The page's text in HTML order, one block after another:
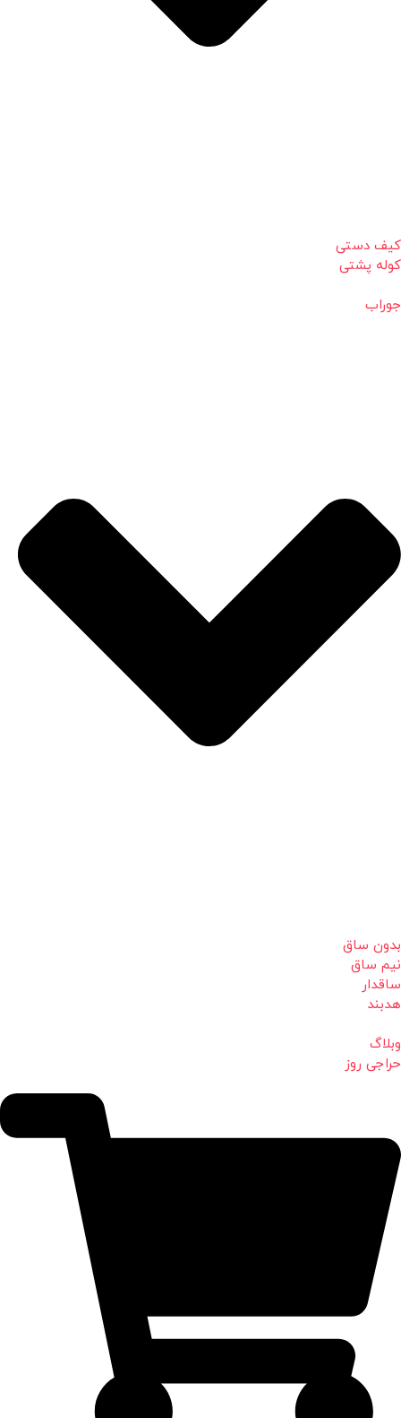
کیف دستی
کوله پشتی
جوراب
بدون ساق
نیم ساق
ساقدار
هدبند
وبلاگ
حراجی روز